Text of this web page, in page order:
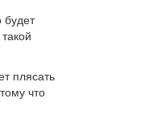
будет
плясать
что